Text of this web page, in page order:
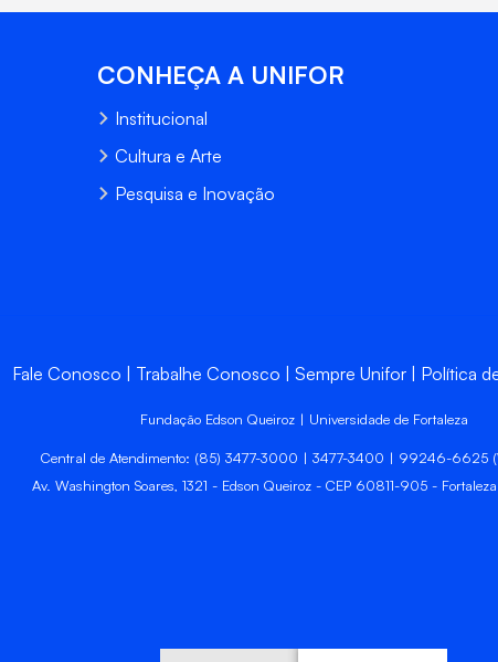
CONHEÇA A UNIFOR
Institucional
Cultura e Arte
Pesquisa e Inovação
Fale Conosco Trabalhe Conosco Sempre Unifor Política
Fundação Edson Queiroz | Universidade de Fortaleza
Central de Atendimento: (85) 3477-3000 | 3477-3400 | 99246-6625
Av. Washington Soares, 1321 - Edson Queiroz - CEP 60811-905 -